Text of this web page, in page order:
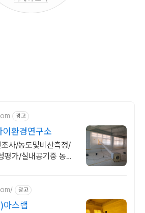
광고
이환경연구소
사/농도및비산측정/
평가/실내공기중 농도
광고
아스랩